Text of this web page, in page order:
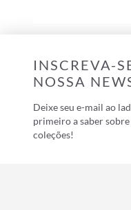
INSCREVA-
NOSSA
Deixe seu e-mail ao
primeiro a saber sobre
coleções!